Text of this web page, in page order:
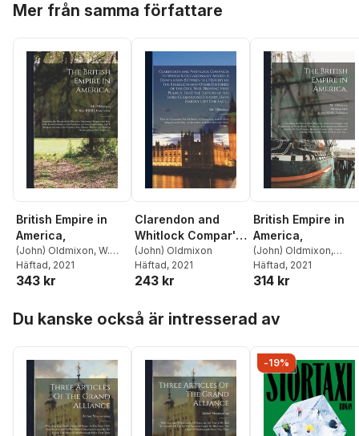
Mer från samma författare
British Empire in
America,
(John) Oldmixon, W.
Fmo Ribrl Courtenay
Häftad, 2021
343 kr
Clarendon and
Whitlock Compar'd
[microform]. To
Which is
Occasionally
Comparison
History of the
Rebellion and
Other Histories of
the Civil War.
Proving Very
Plainly, That the
(John) Oldmixon
Häftad, 2021
243 kr
British Empire in
America,
(John) Oldmixon,
Herman D. Moll
Ribrl Robinson
Häftad, 2021
314 kr
Du kanske också är intresserad av
-19%